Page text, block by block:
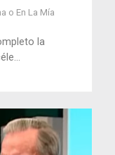
o En La Mía
la